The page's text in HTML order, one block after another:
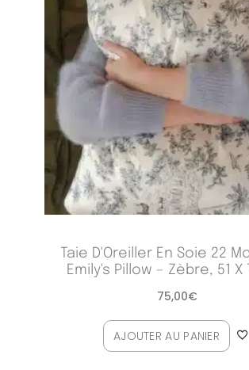
Taie D'Oreiller En Soie 22
Emily's Pillow – Zèbre, 51 X
75,00€
AJOUTER AU PANIER